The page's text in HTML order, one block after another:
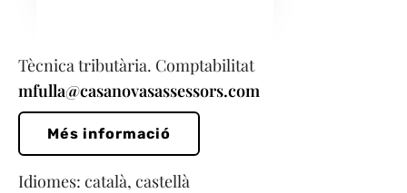
Tècnica tributària. Comptabilitat
mfulla@casanovasassessors.com
Més informació
Idiomes: català, castellà